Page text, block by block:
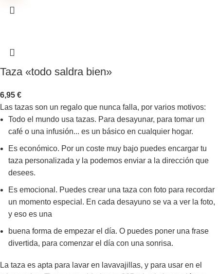
Taza «todo saldra bien»
6,95 €
Las tazas son un regalo que nunca falla, por varios motivos:
Todo el mundo usa tazas. Para desayunar, para tomar un
café o una infusión... es un básico en cualquier hogar.
Es económico. Por un coste muy bajo puedes encargar tu
taza personalizada y la podemos enviar a la dirección que
desees.
Es emocional. Puedes crear una taza con foto para recordar
un momento especial. En cada desayuno se va a ver la foto,
y eso es una
buena forma de empezar el día. O puedes poner una frase
divertida, para comenzar el día con una sonrisa.
La taza es apta para lavar en lavavajillas, y para usar en el